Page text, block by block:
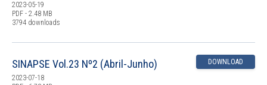
2023-05-19
PDF - 2.48 MB
3794 downloads
DOWNLOAD
SINAPSE Vol.23 Nº2 (Abril-Junho)
2023-07-18